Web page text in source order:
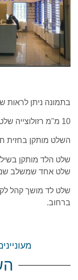
בתמונה ניתן לראות שלט
10 מ"מ רזולוצייה שלט לד בצבע לבן.
השלט מותקן בחזית
שלט הלד מותקן
שלט אחד שמשלב
שלט לד מושך קהל
ברחוב.